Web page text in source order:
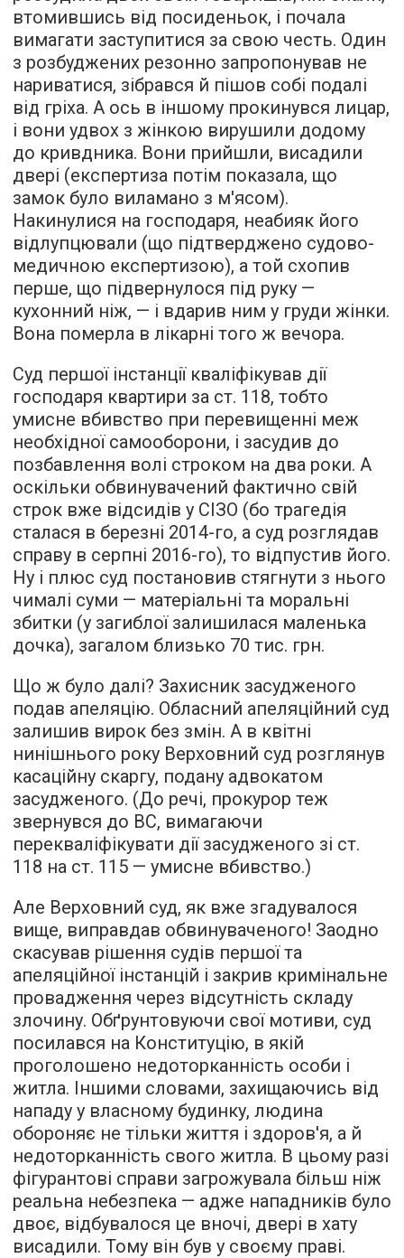
втомившись від посиденьок, і почала
вимагати заступитися за свою честь. Один
з розбуджених резонно запропонував не
нариватися, зібрався й пішов собі подалі
від гріха. А ось в іншому прокинувся лицар,
і вони удвох з жінкою вирушили додому
до кривдника. Вони прийшли, висадили
двері (експертиза потім показала, що
замок було виламано з м'ясом).
Накинулися на господаря, неабияк його
відлупцювали (що підтверджено судово-
медичною експертизою), а той схопив
перше, що підвернулося під руку —
кухонний ніж, — і вдарив ним у груди жінки.
Вона померла в лікарні того ж вечора.
Суд першої інстанції кваліфікував дії
господаря квартири за ст. 118, тобто
умисне вбивство при перевищенні меж
необхідної самооборони, і засудив до
позбавлення волі строком на два роки. А
оскільки обвинувачений фактично свій
строк вже відсидів у СІЗО (бо трагедія
сталася в березні 2014-го, а суд розглядав
справу в серпні 2016-го), то відпустив його.
Ну і плюс суд постановив стягнути з нього
чималі суми — матеріальні та моральні
збитки (у загиблої залишилася маленька
дочка), загалом близько 70 тис. грн.
Що ж було далі? Захисник засудженого
подав апеляцію. Обласний апеляційний суд
залишив вирок без змін. А в квітні
нинішнього року Верховний суд розглянув
касаційну скаргу, подану адвокатом
засудженого. (До речі, прокурор теж
звернувся до ВС, вимагаючи
перекваліфікувати дії засудженого зі ст.
118 на ст. 115 — умисне вбивство.)
Але Верховний суд, як вже згадувалося
вище, виправдав обвинуваченого! Заодно
скасував рішення судів першої та
апеляційної інстанцій і закрив кримінальне
провадження через відсутність складу
злочину. Обґрунтовуючи свої мотиви, суд
посилався на Конституцію, в якій
проголошено недоторканність особи і
житла. Іншими словами, захищаючись від
нападу у власному будинку, людина
обороняє не тільки життя і здоров'я, а й
недоторканність свого житла. В цьому разі
фігурантові справи загрожувала більш ніж
реальна небезпека — адже нападників було
двоє, відбувалося це вночі, двері в хату
висадили. Тому він був у своєму праві.